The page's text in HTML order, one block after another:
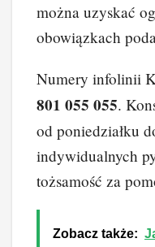
można uzyskać
obowiązkach
Numery infolinii
801 055 055.
od poniedziałku
indywidualnych
tożsamość za
Zobacz także: